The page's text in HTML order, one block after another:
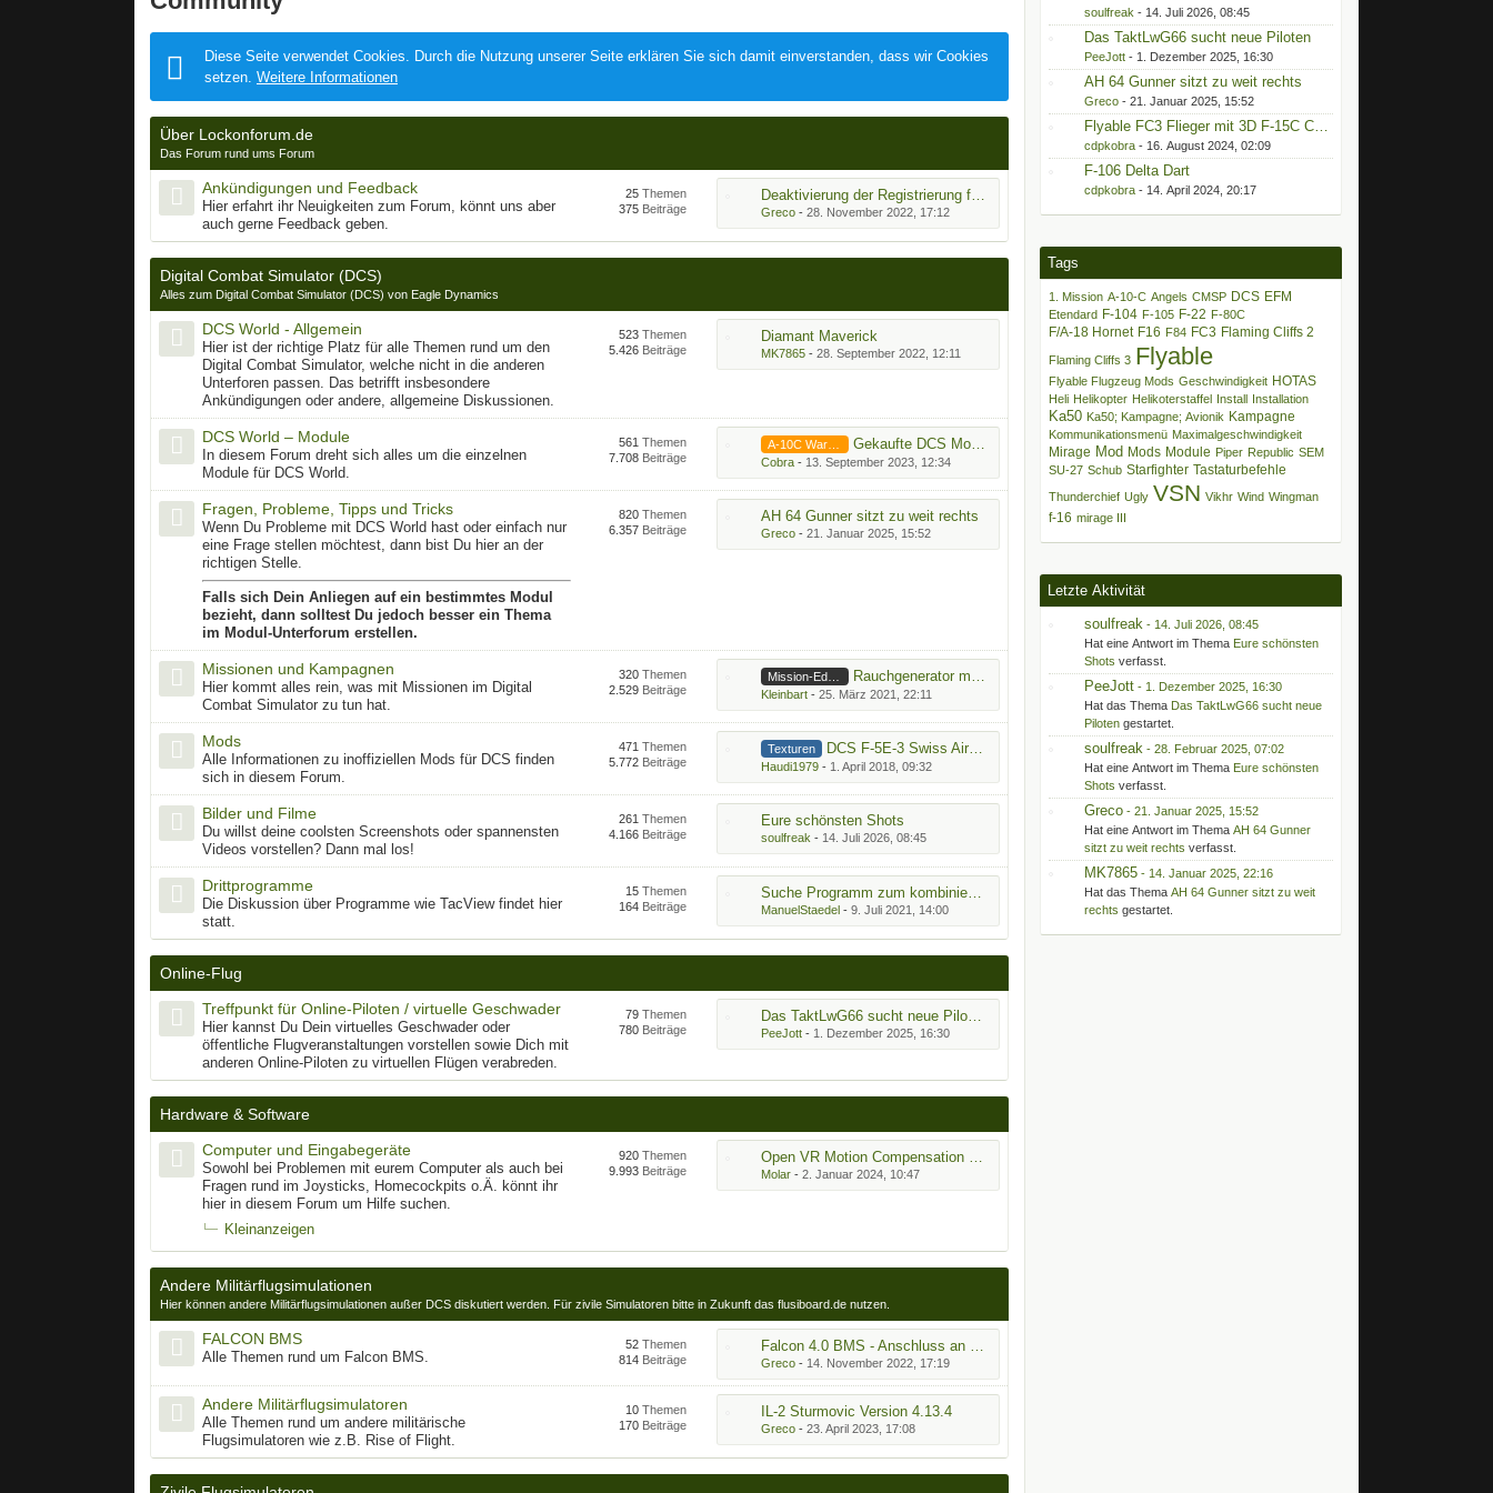
Diese Seite verwendet Cookies. Durch die Nutzung unserer Seite erklären Sie sich damit einverstanden, dass wir Cookies
setzen. Weitere Informationen
Über Lockonforum.de
Das Forum rund ums Forum
Ankündigungen und Feedback
Hier erfahrt ihr Neuigkeiten zum Forum, könnt uns aber
auch gerne Feedback geben.
Themen
25
Beiträge
375
Deaktivierung der Registrierung für neue User | Registrierung per Kontaktformular
Greco- 28. November 2022, 17:12
Digital Combat Simulator (DCS)
Alles zum Digital Combat Simulator (DCS) von Eagle Dynamics
DCS World - Allgemein
Hier ist der richtige Platz für alle Themen rund um den
Digital Combat Simulator, welche nicht in die anderen
Unterforen passen. Das betrifft insbesondere
Ankündigungen oder andere, allgemeine Diskussionen.
Themen
523
Beiträge
5.426
Diamant Maverick
MK7865- 28. September 2022, 12:11
DCS World – Module
In diesem Forum dreht sich alles um die einzelnen
Module für DCS World.
Themen
561
Beiträge
7.708
A-10C Warthog Gekaufte DCS Module im Profil / Manager nicht vorhanden
Cobra- 13. September 2023, 12:34
Fragen, Probleme, Tipps und Tricks
Wenn Du Probleme mit DCS World hast oder einfach nur
eine Frage stellen möchtest, dann bist Du hier an der
richtigen Stelle.
Falls sich Dein Anliegen auf ein bestimmtes Modul
bezieht, dann solltest Du jedoch besser ein Thema
im Modul-Unterforum erstellen.
Themen
820
Beiträge
6.357
AH 64 Gunner sitzt zu weit rechts
Greco- 21. Januar 2025, 15:52
Missionen und Kampagnen
Hier kommt alles rein, was mit Missionen im Digital
Combat Simulator zu tun hat.
Themen
320
Beiträge
2.529
Mission-Editor Rauchgenerator mit LUA ein-/ausschalten
Kleinbart- 25. März 2021, 22:11
Mods
Alle Informationen zu inoffiziellen Mods für DCS finden
sich in diesem Forum.
Themen
471
Beiträge
5.772
Texturen DCS F-5E-3 Swiss Air Force
Haudi1979- 1. April 2018, 09:32
Bilder und Filme
Du willst deine coolsten Screenshots oder spannensten
Videos vorstellen? Dann mal los!
Themen
261
Beiträge
4.166
Eure schönsten Shots
soulfreak - 14. Juli 2026, 08:45
Drittprogramme
Die Diskussion über Programme wie TacView findet hier
statt.
Themen
15
Beiträge
164
Suche Programm zum kombinieren von Achsen
ManuelStaedel- 9. Juli 2021, 14:00
Online-Flug
Treffpunkt für Online-Piloten / virtuelle Geschwader
Hier kannst Du Dein virtuelles Geschwader oder
öffentliche Flugveranstaltungen vorstellen sowie Dich mit
anderen Online-Piloten zu virtuellen Flügen verabreden.
Themen
79
Beiträge
780
Das TaktLwG66 sucht neue Piloten
PeeJott- 1. Dezember 2025, 16:30
Hardware & Software
Computer und Eingabegeräte
Sowohl bei Problemen mit eurem Computer als auch bei
Fragen rund im Joysticks, Homecockpits o.Ä. könnt ihr
hier in diesem Forum um Hilfe suchen.
Themen
920
Beiträge
9.993
Open VR Motion Compensation Problem mit Steam VR
Molar- 2. Januar 2024, 10:47
Kleinanzeigen
Andere Militärflugsimulationen
Hier können andere Militärflugsimulationen außer DCS diskutiert werden. Für zivile Simulatoren bitte in Zukunft das flusiboard.de nutzen.
FALCON BMS
Alle Themen rund um Falcon BMS.
Themen
52
Beiträge
814
Falcon 4.0 BMS - Anschluss an Gleichgesinnte
Greco- 14. November 2022, 17:19
Andere Militärflugsimulatoren
Alle Themen rund um andere militärische
Flugsimulatoren wie z.B. Rise of Flight.
Themen
10
Beiträge
170
IL-2 Sturmovic Version 4.13.4
Greco- 23. April 2023, 17:08
soulfreak - 14. Juli 2026, 08:45
Das TaktLwG66 sucht neue Piloten
PeeJott- 1. Dezember 2025, 16:30
AH 64 Gunner sitzt zu weit rechts
Greco- 21. Januar 2025, 15:52
Flyable FC3 Flieger mit 3D F-15C Cockpit
cdpkobra- 16. August 2024, 02:09
F-106 Delta Dart
cdpkobra- 14. April 2024, 20:17
Tags
1. Mission A-10-C Angels CMSP DCS EFM
Etendard F-104 F-105 F-22 F-80C
F/A-18 Hornet F16 F84 FC3 Flaming Cliffs 2
Flaming Cliffs 3 Flyable
Flyable Flugzeug Mods Geschwindigkeit HOTAS
Heli Helikopter Helikoterstaffel Install Installation
Ka50 Ka50; Kampagne; Avionik Kampagne
Kommunikationsmenü Maximalgeschwindigkeit
Mirage Mod Mods Module Piper Republic SEM
SU-27 Schub Starfighter Tastaturbefehle
Thunderchief Ugly VSN Vikhr Wind Wingman
f-16 mirage III
Letzte Aktivität
soulfreak - 14. Juli 2026, 08:45
Hat eine Antwort im Thema Eure schönsten
Shots verfasst.
PeeJott- 1. Dezember 2025, 16:30
Hat das Thema Das TaktLwG66 sucht neue
Pilotengestartet.
soulfreak - 28. Februar 2025, 07:02
Hat eine Antwort im Thema Eure schönsten
Shots verfasst.
Greco- 21. Januar 2025, 15:52
Hat eine Antwort im Thema AH 64 Gunner
sitzt zu weit rechts verfasst.
MK7865- 14. Januar 2025, 22:16
Hat das Thema AH 64 Gunner sitzt zu weit
rechts gestartet.